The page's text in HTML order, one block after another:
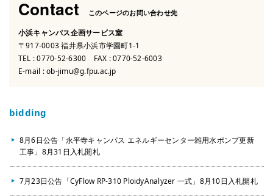
Contact このページのお問い合わせ先
小浜キャンパス企画サービス室
〒917-0003 福井県小浜市学園町1-1
TEL :0770-52-6300 FAX : 0770-52-6003
E-mail :ob-jimu@g.fpu.ac.jp
bidding
8月6日公告「永平寺キャンパス エネルギーセンター雑用水ポンプ更新
工事」8月31日入札開札
7月23日公告「CyFlow RP-310 PloidyAnalyzer 一式」8月10日入札開札